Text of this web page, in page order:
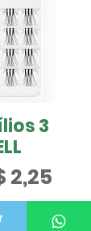
3
2,25